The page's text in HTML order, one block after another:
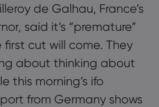
de Galhau, France’s
said it’s “premature”
cut will come. They
about thinking about
this morning’s ifo
from Germany shows